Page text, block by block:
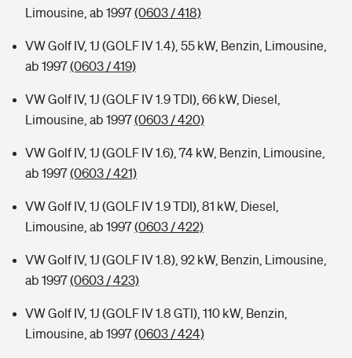
Sie haben Fragen?
Zur Übersicht
Tools
Kinderunfall-Check: Mehr Sicherheit für deine Kids
Sie haben Fragen?
Limousine, ab 1997(0603 / 418)
VW Golf IV, 1J (GOLF IV 1.4), 55 kW, Benzin, Limousine,
ab 1997(0603 / 419)
VW Golf IV, 1J (GOLF IV 1.9 TDI), 66 kW, Diesel,
Limousine, ab 1997(0603 / 420)
VW Golf IV, 1J (GOLF IV 1.6), 74 kW, Benzin, Limousine,
ab 1997(0603 / 421)
VW Golf IV, 1J (GOLF IV 1.9 TDI), 81 kW, Diesel,
Limousine, ab 1997(0603 / 422)
VW Golf IV, 1J (GOLF IV 1.8), 92 kW, Benzin, Limousine,
ab 1997(0603 / 423)
VW Golf IV, 1J (GOLF IV 1.8 GTI), 110 kW, Benzin,
Limousine, ab 1997(0603 / 424)